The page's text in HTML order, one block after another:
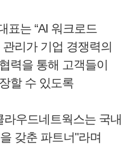
표는 “AI 워크로드
리가 기업 경쟁력의
력을 통해 고객들이
할 수 있도록
라우드네트웍스는 국내
갖춘 파트너"라며